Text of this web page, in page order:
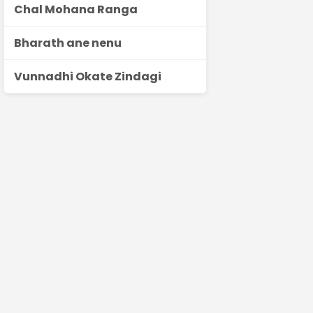
Chal Mohana Ranga
Bharath ane nenu
Vunnadhi Okate Zindagi